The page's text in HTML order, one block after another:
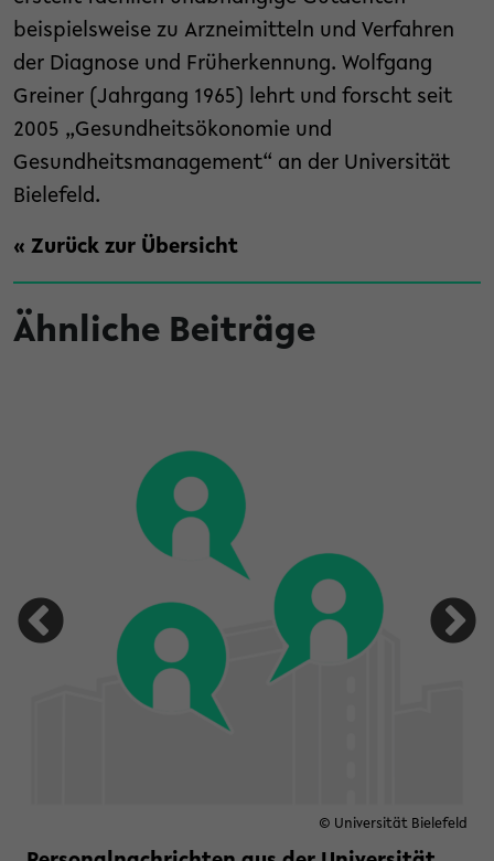
beispielsweise zu Arzneimitteln und Verfahren
der Diagnose und Früherkennung. Wolfgang
Greiner (Jahrgang 1965) lehrt und forscht seit
2005 „Gesundheitsökonomie und
Gesundheitsmanagement“ an der Universität
Bielefeld.
« Zurück zur Übersicht
Ähnliche Beiträge
Studienfonds OWL
© Universität Bielefeld